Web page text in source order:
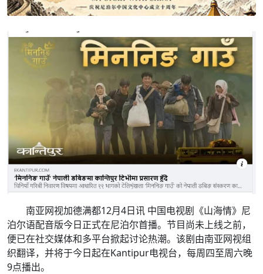
南亚网视加德满都12月4日讯 中国电视剧《山海情》尼
泊尔语配音版今日正式在尼泊尔首播。节目尚未上线之前，
便已在社交媒体和多平台掀起讨论热潮。该剧由南亚网视组
织翻译，并将于今日起在Kantipur电视台，每周四至周六晚
9点播出。